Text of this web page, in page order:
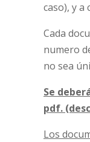
caso), y a
Cada
numero
no sea
Se
pdf.
Los